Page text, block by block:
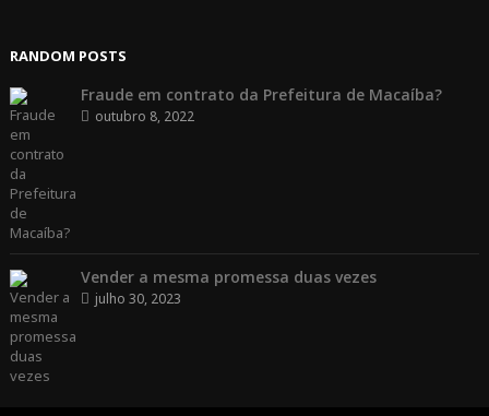
RANDOM POSTS
Fraude em contrato da Prefeitura de Macaíba?
outubro 8, 2022
Vender a mesma promessa duas vezes
julho 30, 2023